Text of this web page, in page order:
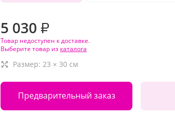
5 030 ₽
Товар недоступен к доставке.
Выберите товар из каталога
Размер: 23 × 30 см
Предварительный заказ